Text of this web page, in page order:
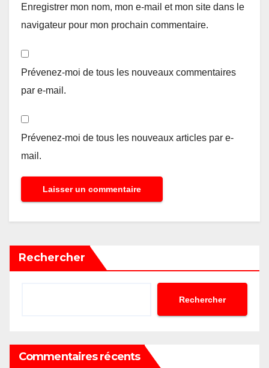
Enregistrer mon nom, mon e-mail et mon site dans le
navigateur pour mon prochain commentaire.
Prévenez-moi de tous les nouveaux commentaires
par e-mail.
Prévenez-moi de tous les nouveaux articles par e-
mail.
Rechercher
Rechercher
Commentaires récents